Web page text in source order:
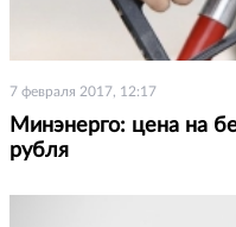
7 февраля 2017, 12:17
Минэнерго: цена на
рубля